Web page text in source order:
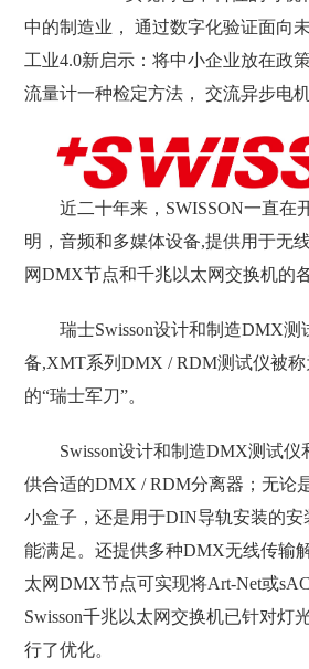
中的制造业， 通过数字化验证面向
工业4.0新启示：将中小企业放在政
流量计一种检定方法， 交流异步电
近二十年来，SWISSON一直在
明，音频和多媒体设备,提供用于无
网DMX节点和千兆以太网交换机的
瑞士Swisson设计和制造DMX测
备,XMT系列DMX / RDM测试仪被
的“瑞士军刀”。
Swisson设计和制造DMX测试
供合适的DMX / RDM分离器；无论
小盒子，还是用于DIN导轨安装的安
能满足。还提供多种DMX无线传输
太网DMX节点可实现将Art-Net或
Swisson千兆以太网交换机已针对灯
行了优化。